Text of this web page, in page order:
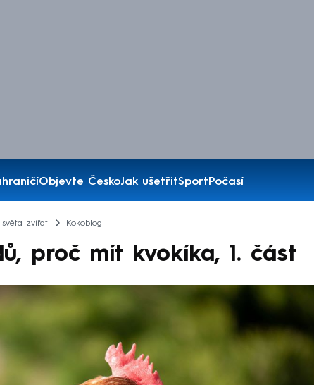
Objevte ČeskoJak ušetřitSportPočasí
světa zvířat Kokoblog
proč mít kvokíka, 1. část